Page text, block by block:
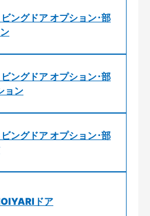
ングドア オプション･部
ングドア オプション･部
ョン
ングドア オプション･部
ドア